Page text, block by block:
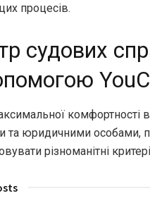
процесів.
судових
комфортності
та юридичними особами,
різноманітні